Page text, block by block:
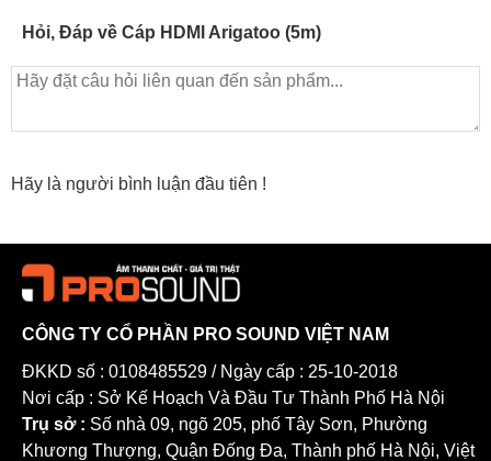
Hỏi, Đáp về Cáp HDMI Arigatoo (5m)
Hãy là người bình luận đầu tiên !
CÔNG TY CỔ PHẦN PRO SOUND VIỆT NAM
ĐKKD số : 0108485529 / Ngày cấp : 25-10-2018
Nơi cấp : Sở Kế Hoạch Và Đầu Tư Thành Phố Hà Nội
Trụ sở : Số nhà 09, ngõ 205, phố Tây Sơn, Phường
Khương Thượng, Quận Đống Đa, Thành phố Hà Nội, Việt